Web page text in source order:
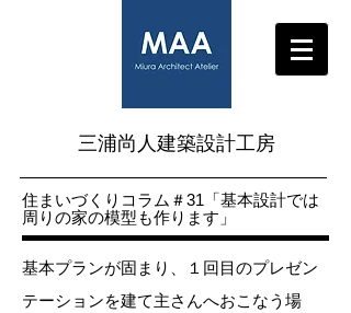
三浦尚人建築設計工房
​住まいづくりコラム＃31 「基本設計では
周りの家の模型も作ります」
基本プランが固まり、１回目のプレゼン
テーションを建て主さんへおこなう場